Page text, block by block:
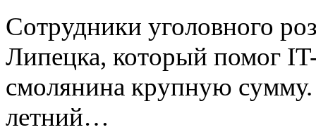
Сотрудники уголовного
Липецка, который помог
смолянина крупную
летний…